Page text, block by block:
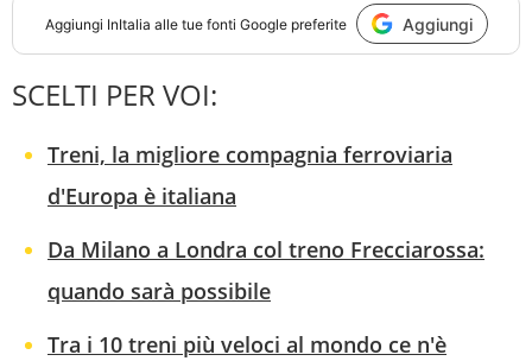
Aggiungi InItalia alle tue fonti Google preferite Aggiungi
SCELTI PER VOI:
Treni, la migliore compagnia ferroviaria
d'Europa è italiana
Da Milano a Londra col treno Frecciarossa:
quando sarà possibile
Tra i 10 treni più veloci al mondo ce n'è